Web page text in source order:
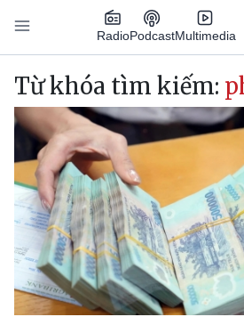
Nhảy đến nội dung
RadioPodcastMultimedia
Main navigation
Từ khóa tìm kiếm: